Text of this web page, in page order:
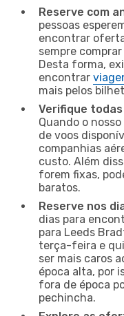
Reserve com
pessoas
encontrar
sempre
Desta forma,
encontrar
mais pelos
Verifique
Quando o
de voos
companhias
custo. Além
forem fixas,
baratos.
Reserve nos
dias para
para Leeds
terça-feira e
ser mais caros
época alta, por
fora de época
pechincha.